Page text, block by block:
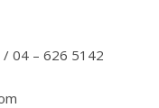
04 – 626 5142